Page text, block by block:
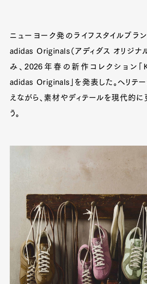
ニューヨーク発のライフスタイルブラン
adidas Originals（アディダス オリジナ
み、2026年春の新作コレクション
adidas Originals」を発表した。ヘリテ
えながら、素材やディテールを現代的
う。